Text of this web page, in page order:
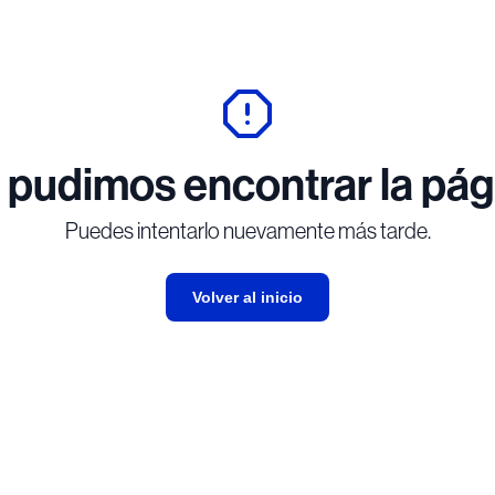
encontrar la
Puedes intentarlo nuevamente más tarde.
Volver al inicio